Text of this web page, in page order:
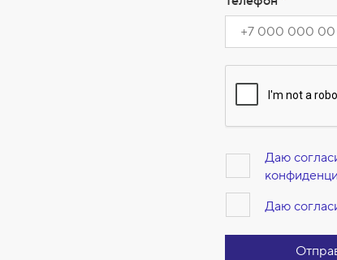
Даю
Даю